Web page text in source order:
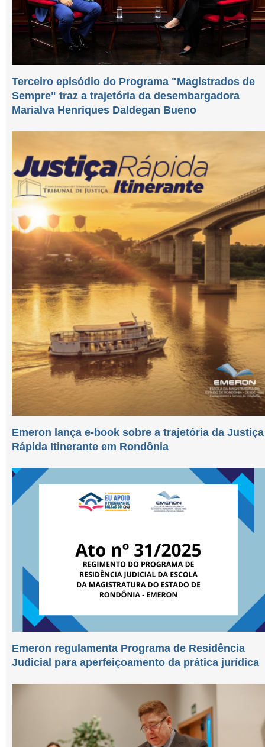
Terceiro episódio do Programa "Magistrados de
Sempre" traz a trajetória da desembargadora
Marialva Henriques Daldegan Bueno
Emeron lança e-book sobre a trajetória da Justiça
Rápida Itinerante em Rondônia
Emeron regulamenta Programa de Residência
Judicial para aperfeiçoamento da prática jurídica